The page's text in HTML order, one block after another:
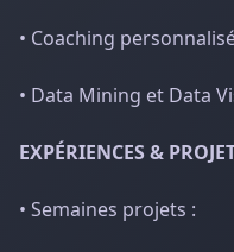
• Coaching
• Data Mining et Data
EXPÉRIENCES &
• Semaines projets :